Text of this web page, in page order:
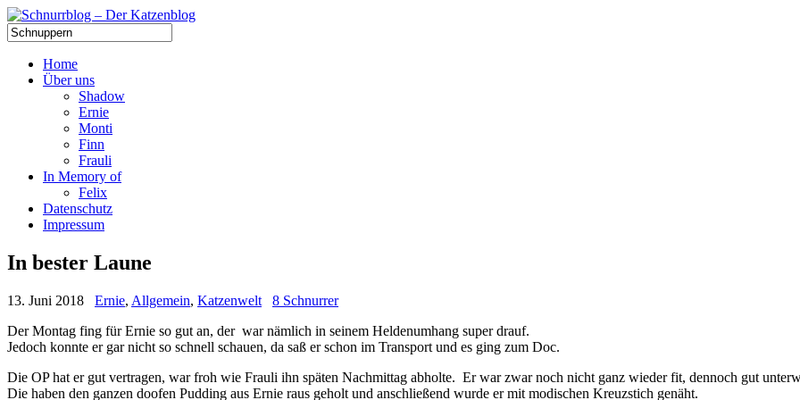
Home
Über uns
Shadow
Ernie
Monti
Finn
Frauli
In Memory of
Felix
Datenschutz
Impressum
In bester Laune
13. Juni 2018 Ernie, Allgemein, Katzenwelt
8 Schnurrer
Der Montag fing für Ernie so gut an, der war nämlich in seinem Heldenumhang super drauf.
Jedoch konnte er gar nicht so schnell schauen, da saß er schon im Transport und es ging zum Doc.
Die OP hat er gut vertragen, war froh wie Frauli ihn späten Nachmittag abholte. Er war zwar noch nicht ganz wieder fit, dennoch gut
Die haben den ganzen doofen Pudding aus Ernie raus geholt und anschließend wurde er mit modischen Kreuzstich genäht.